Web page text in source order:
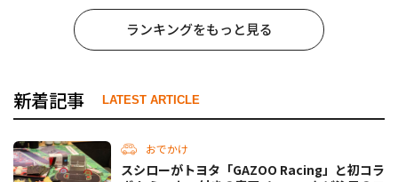
ランキングをもっと見る
新着記事 LATEST ARTICLE
おでかけ
スシローがトヨタ「GAZOO Racing」と初コラ